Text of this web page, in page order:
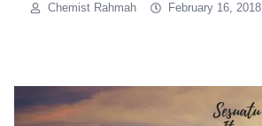
Chemist Rahmah February 16, 2018